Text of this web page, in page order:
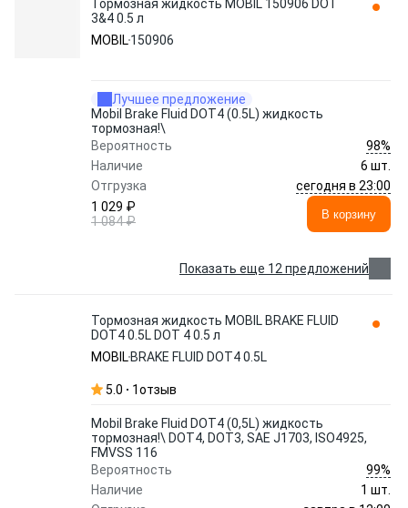
Тормозная жидкость MOBIL 150906 DOT
3&4 0.5 л
MOBIL150906
Лучшее предложение
Mobil Brake Fluid DOT4 (0.5L) жидкость
тормозная!\
Вероятность
98%
Наличие
6 шт.
Отгрузка
сегодня в 23:00
1 029 ₽
1 084 ₽
В корзину
Показать еще 12 предложений
Тормозная жидкость MOBIL BRAKE FLUID
DOT4 0.5L DOT 4 0.5 л
MOBIL BRAKE FLUID DOT4 0.5L
5.0 1отзыв
Mobil Brake Fluid DOT4 (0,5L) жидкость
тормозная!\ DOT4, DOT3, SAE J1703, ISO4925,
FMVSS 116
Вероятность
99%
Наличие
1 шт.